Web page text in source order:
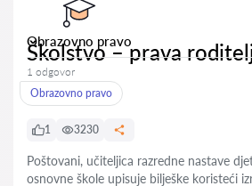
Obrazovno pravo
Školstvo – prava
1 odgovor
Obrazovno pravo
1 3230
Poštovani, učiteljica razredne nastave
osnovne škole upisuje bilješke koristeći